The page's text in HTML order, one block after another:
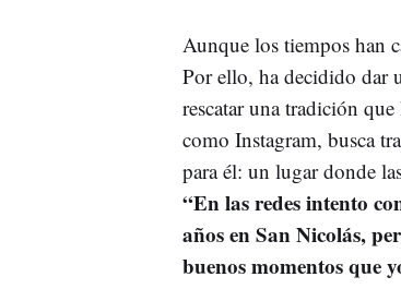
Aunque los tiempos han
Por ello, ha decidido dar
rescatar una tradición
como Instagram, busca
para él: un lugar donde
“En las redes intento
años en San Nicolás,
buenos momentos que